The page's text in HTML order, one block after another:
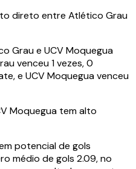
direto entre Atlético Grau
Grau e UCV Moquegua
venceu 1 vezes, 0
e UCV Moquegua venceu
Moquegua tem alto
potencial de gols
médio de gols 2.09, no